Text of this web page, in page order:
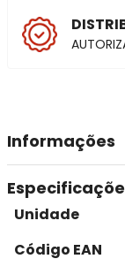
Informações
Unidade
Código EAN